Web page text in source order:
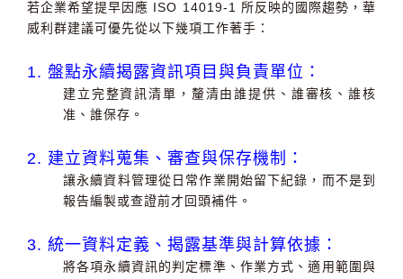
若企業希望提早因應 ISO 14019-1 所反映的國際趨勢，華
威利群建議可優先從以下幾項工作著手：
1. 盤點永續揭露資訊項目與負責單位：
建立完整資訊清單，釐清由誰提供、誰審核、誰核
准、誰保存。
2. 建立資料蒐集、審查與保存機制：
讓永續資料管理從日常作業開始留下紀錄，而不是到
報告編製或查證前才回頭補件。
3. 統一資料定義、揭露基準與計算依據：
將各項永續資訊的判定標準、作業方式、適用範圍與